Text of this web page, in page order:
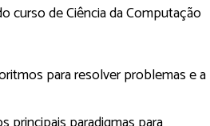
curso de Ciência da Computação
para resolver problemas e a